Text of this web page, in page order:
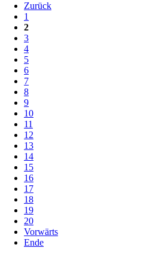
Zurück
1
2
3
4
5
6
7
8
9
10
11
12
13
14
15
16
17
18
19
20
Vorwärts
Ende